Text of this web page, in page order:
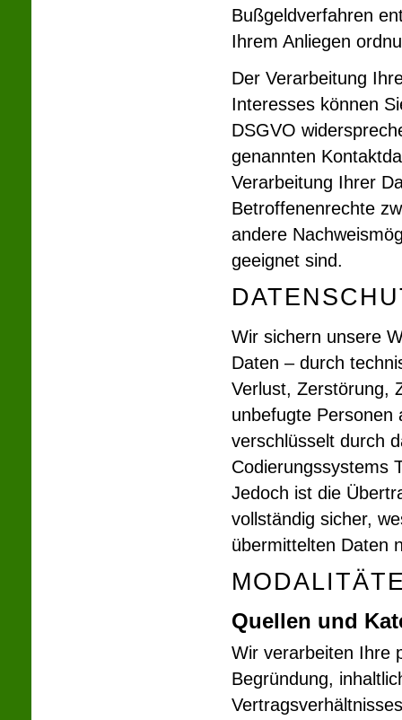
Bußgeldverfahren
Ihrem Anliegen
Der Verarbeitung
Interesses können
DSGVO
genannten
Verarbeitung Ihrer
Betroffenenrechte
andere
geeignet sind.
Wir sichern unsere
Daten – durch
Verlust, Zerstörung,
unbefugte Per­sonen
verschlüsselt durch
Codierungssystems
Jedoch ist die
vollständig sicher,
übermittelten Daten
Quellen und
Wir verarbeiten Ihre
Begründung,